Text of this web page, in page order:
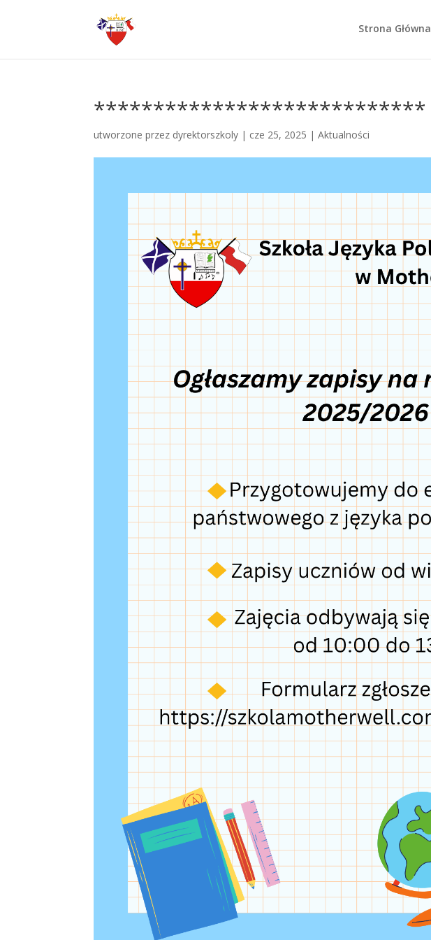
Strona Główna
****************************
utworzone przez dyrektorszkoly | cze 25, 2025 |Aktualności